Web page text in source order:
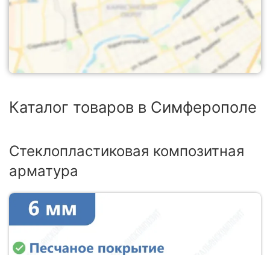
Каталог товаров в Симферополе
Стеклопластиковая композитная
арматура